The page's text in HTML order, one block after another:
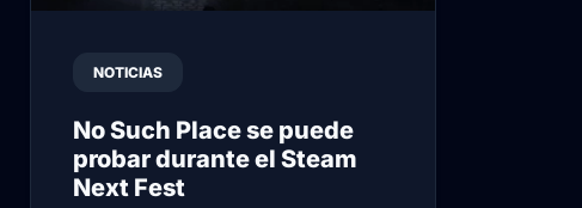
NOTICIAS
No Such Place se puede
probar durante el Steam
Next Fest